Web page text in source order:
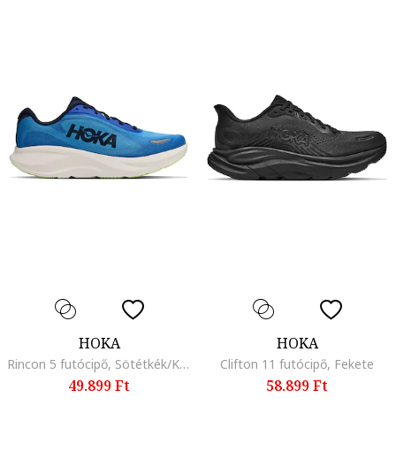
HOKA
Rincon 5 futócipő, Sötétkék/Királykék
49.899 Ft
HOKA
Clifton 11 futócipő, Fekete
58.899 Ft